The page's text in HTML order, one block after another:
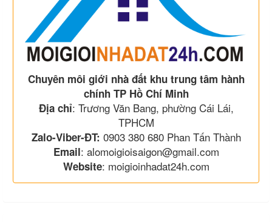
Chuyên môi giới nhà đất khu trung tâm hành
chính TP Hồ Chí Minh
Địa chỉ: Trương Văn Bang, phường Cái Lái,
TPHCM
Zalo-Viber-ĐT: 0903 380 680 Phan Tấn Thành
Email: alomoigioisaigon@gmail.com
Website: moigioinhadat24h.com